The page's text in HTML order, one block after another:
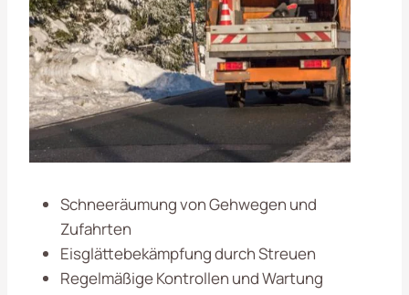
Schneeräumung von Gehwegen und
Zufahrten
Eisglättebekämpfung durch Streuen
Regelmäßige Kontrollen und Wartung